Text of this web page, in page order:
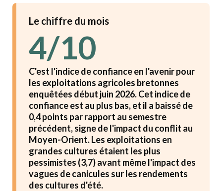
Le chiffre du mois
4/10
C'est l'indice de confiance en l'avenir pour
les exploitations agricoles bretonnes
enquêtées début juin 2026. Cet indice de
confiance est au plus bas, et il a baissé de
0,4 points par rapport au semestre
précédent, signe de l'impact du conflit au
Moyen-Orient. Les exploitations en
grandes cultures étaient les plus
pessimistes (3,7) avant même l'impact des
vagues de canicules sur les rendements
des cultures d'été.